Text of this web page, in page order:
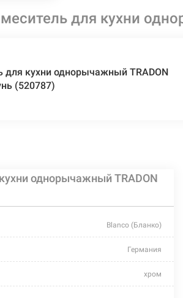
для кухни
для кухни однорычажный TRADON
(520787)
однорычажный TRADON
Blanco (Бланко)
Германия
хром